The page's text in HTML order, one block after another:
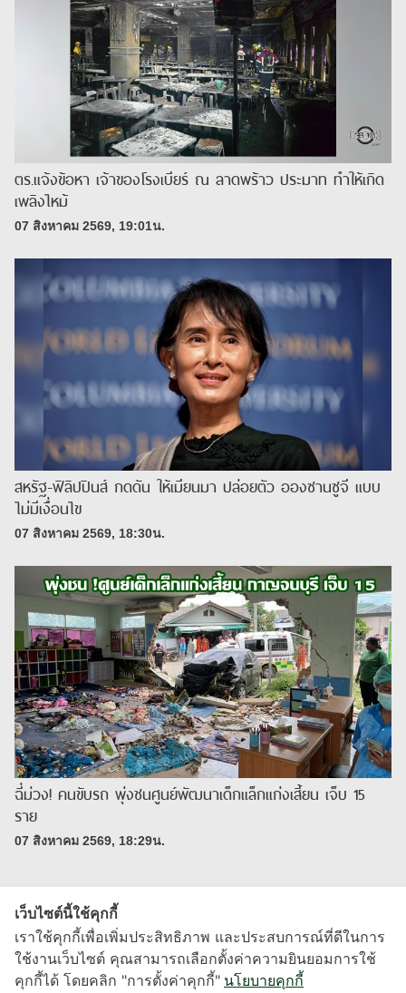
ตร.แจ้งข้อหา เจ้าของโรงเบียร์ ณ ลาดพร้าว ประมาท ทำให้เกิด
เพลิงไหม้
07 สิงหาคม 2569, 19:01น.
สหรัฐ-ฟิลิปปินส์ กดดัน ให้เมียนมา ปล่อยตัว อองซานซูจี แบบ
ไม่มีเงื่อนไข
07 สิงหาคม 2569, 18:30น.
ฉี่ม่วง! คนขับรถ พุ่งชนศูนย์พัฒนาเด็กแล็กแก่งเสี้ยน เจ็บ 15
ราย
07 สิงหาคม 2569, 18:29น.
เว็บไซต์นี้ใช้คุกกี้
เราใช้คุกกี้เพื่อเพิ่มประสิทธิภาพ และประสบการณ์ที่ดีในการ
ใช้งานเว็บไซต์ คุณสามารถเลือกตั้งค่าความยินยอมการใช้
คุกกี้ได้ โดยคลิก "การตั้งค่าคุกกี้" นโยบายคุกกี้